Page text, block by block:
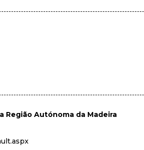
Região Autónoma da Madeira